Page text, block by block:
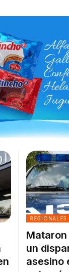
REGIONALES
Mataron
un
asesino